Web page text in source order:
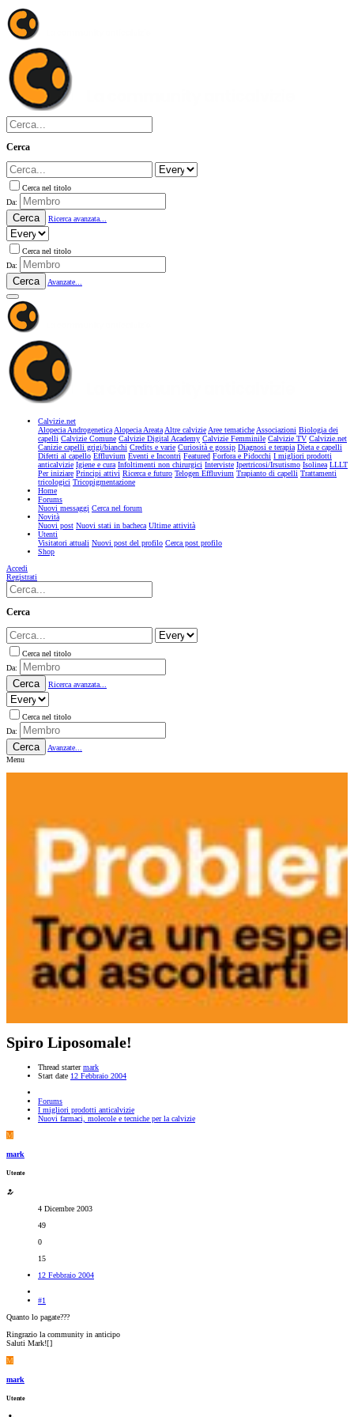
Cerca
Cerca nel titolo
Da:
Cerca Ricerca avanzata...
Cerca nel titolo
Da:
Cerca Avanzate...
Calvizie.net
Alopecia AndrogeneticaAlopecia AreataAltre calvizieAree tematicheAssociazioni Biologia dei
capelli Calvizie Comune Calvizie Digital Academy Calvizie Femminile Calvizie TV Calvizie.net
Canizie capelli grigi/bianchi Credits e varie Curiosità e gossip Diagnosi e terapia Dieta e capelli
Difetti al capello Effluvium Eventi e Incontri Featured Forfora e Pidocchi I migliori prodotti
anticalvizie Igiene e cura Infoltimenti non chirurgici Interviste Ipertricosi/Irsutismo Isolinea LLLT
Per iniziare Principi attivi Ricerca e futuro Telogen Effluvium Trapianto di capelli Trattamenti
tricologici Tricopigmentazione
Home
Forums
Nuovi messaggi Cerca nel forum
Novità
Nuovi post Nuovi stati in bacheca Ultime attività
Utenti
Visitatori attuali Nuovi post del profilo Cerca post profilo
Shop
Accedi
Registrati
Cerca
Cerca nel titolo
Da:
Cerca Ricerca avanzata...
Cerca nel titolo
Da:
Cerca
Avanzate...
Menu
Spiro Liposomale!
Thread starter mark
Start date 12 Febbraio 2004
Forums
I migliori prodotti anticalvizie
Nuovi farmaci, molecole e tecniche per la calvizie
M
mark
Utente
4 Dicembre 2003
49
0
15
12 Febbraio 2004
#1
Quanto lo pagate???
Ringrazio la community in anticipo
Saluti Mark![]
M
mark
Utente